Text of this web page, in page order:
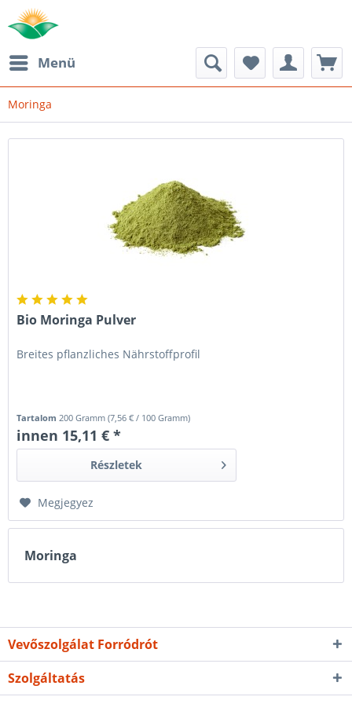
Menü
Moringa
Bio Moringa Pulver
Breites pflanzliches Nährstoffprofil
Tartalom200 Gramm(7,56 € / 100 Gramm)
innen 15,11 € *
Részletek
Megjegyez
Moringa
Vevőszolgálat Forródrót
Szolgáltatás